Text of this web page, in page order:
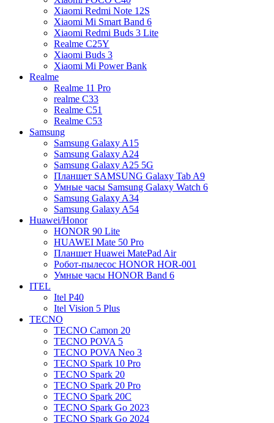
Xiaomi Redmi Note 12S
Xiaomi Mi Smart Band 6
Xiaomi Redmi Buds 3 Lite
Realme C25Y
Xiaomi Buds 3
Xiaomi Mi Power Bank
Realme
Realme 11 Pro
realme C33
Realme C51
Realme C53
Samsung
Samsung Galaxy A15
Samsung Galaxy A24
Samsung Galaxy A25 5G
Планшет SAMSUNG Galaxy Tab A9
Умные часы Samsung Galaxy Watch 6
Samsung Galaxy A34
Samsung Galaxy A54
Huawei/Honor
HONOR 90 Lite
HUAWEI Mate 50 Pro
Планшет Huawei MatePad Air
Робот-пылесос HONOR HOR-001
Умные часы HONOR Band 6
ITEL
Itel P40
Itel Vision 5 Plus
TECNO
TECNO Camon 20
TECNO POVA 5
TECNO POVA Neo 3
TECNO Spark 10 Pro
TECNO Spark 20
TECNO Spark 20 Pro
TECNO Spark 20C
TECNO Spark Go 2023
TECNO Spark Go 2024